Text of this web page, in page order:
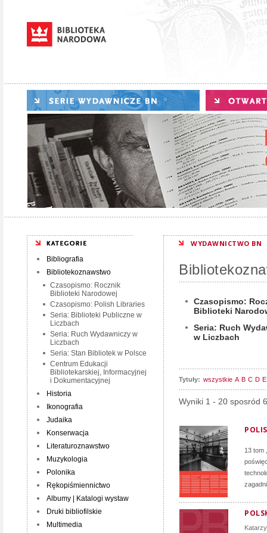
Bibliografia
Bibliotekoznawstwo
Czasopismo: Rocznik
Biblioteki Narodowej
Czasopismo: Polish Libraries
Seria: Biblioteki Publiczne w
Liczbach
Seria: Ruch Wydawniczy w
Liczbach
Seria: Stan Bibliotek w Polsce
Centrum Edukacji
Bibliotekarskiej, Informacyjnej
i Dokumentacyjnej
Historia
Ikonografia
Judaika
Konserwacja
Literaturoznawstwo
Muzykologia
Polonika
Rękopiśmiennictwo
Albumy | Katalogi wystaw
Druki bibliofilskie
Multimedia
WYDAWNICTWO BN
Czasopismo:
Biblioteki
Seria: Ruch
w Liczbach
Tytuły: wszystkie A B C D E
Wyniki 1 - 20 sposród
13 tom